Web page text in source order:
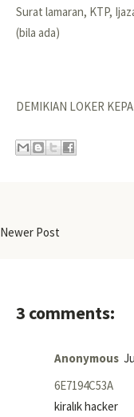
Surat lamaran, KTP,
(bila ada)
DEMIKIAN LOKER
Newer Post
3 comments:
Anonymous
6E7194C53A
kiralık hacker